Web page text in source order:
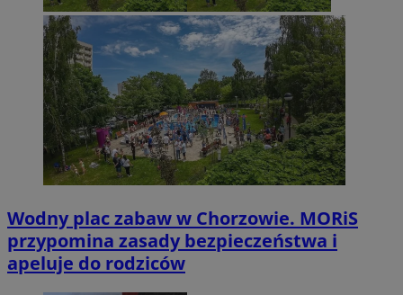
Wodny plac zabaw w Chorzowie. MORiS
przypomina zasady bezpieczeństwa i
apeluje do rodziców